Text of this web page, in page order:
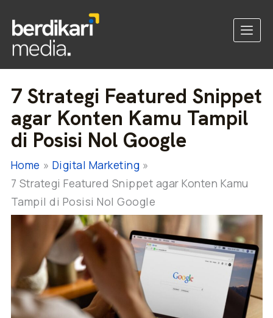
7 Strategi Featured Snippet
agar Konten Kamu Tampil
di Posisi Nol Google
Home
Digital Marketing
7 Strategi Featured Snippet agar Konten Kamu
Tampil di Posisi Nol Google